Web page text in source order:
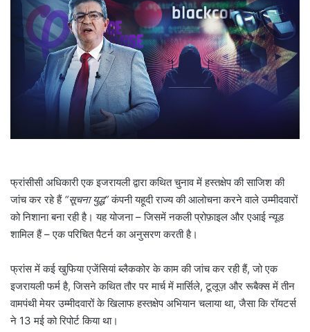
e
m
a
i
फ्रांसीसी अधिकारी एक इजरायली द्वारा कथित चुनाव में हस्तक्षेप की साजिश की
जांच कर रहे हैं “सूचना युद्ध”कंपनी यहूदी राज्य की आलोचना करने वाले उम्मीदवारों
को निशाना बना रही है। यह योजना – जिसमें नकली प्रोफ़ाइल और एआई न्यूड
शामिल हैं – एक परिचित पैटर्न का अनुसरण करती है।
फ्रांस में कई खुफिया एजेंसियां ​​ब्लैककोर के काम की जांच कर रही हैं, जो एक
इजरायली फर्म है, जिसने कथित तौर पर मार्च में मार्सिले, टूलूज़ और रूबैक्स में तीन
वामपंथी मेयर उम्मीदवारों के खिलाफ हस्तक्षेप अभियान चलाया था, जैसा कि रॉयटर्स
ने 13 मई को रिपोर्ट किया था।